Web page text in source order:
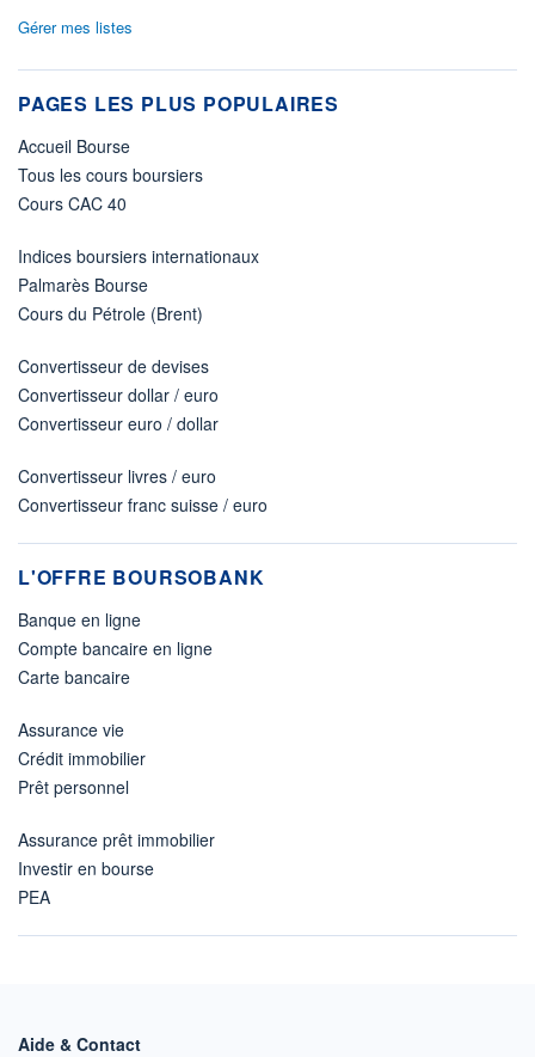
Gérer mes listes
PAGES LES PLUS POPULAIRES
Accueil Bourse
Tous les cours boursiers
Cours CAC 40
Indices boursiers internationaux
Palmarès Bourse
Cours du Pétrole (Brent)
Convertisseur de devises
Convertisseur dollar / euro
Convertisseur euro / dollar
Convertisseur livres / euro
Convertisseur franc suisse / euro
L'OFFRE BOURSOBANK
Banque en ligne
Compte bancaire en ligne
Carte bancaire
Assurance vie
Crédit immobilier
Prêt personnel
Assurance prêt immobilier
Investir en bourse
PEA
Aide & Contact